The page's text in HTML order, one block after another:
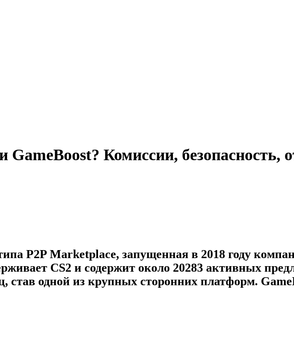
GameBoost? Комиссии, безопасность,
P2P Marketplace, запущенная в 2018 году
CS2 и содержит около 20283 активных
став одной из крупных сторонних платформ.